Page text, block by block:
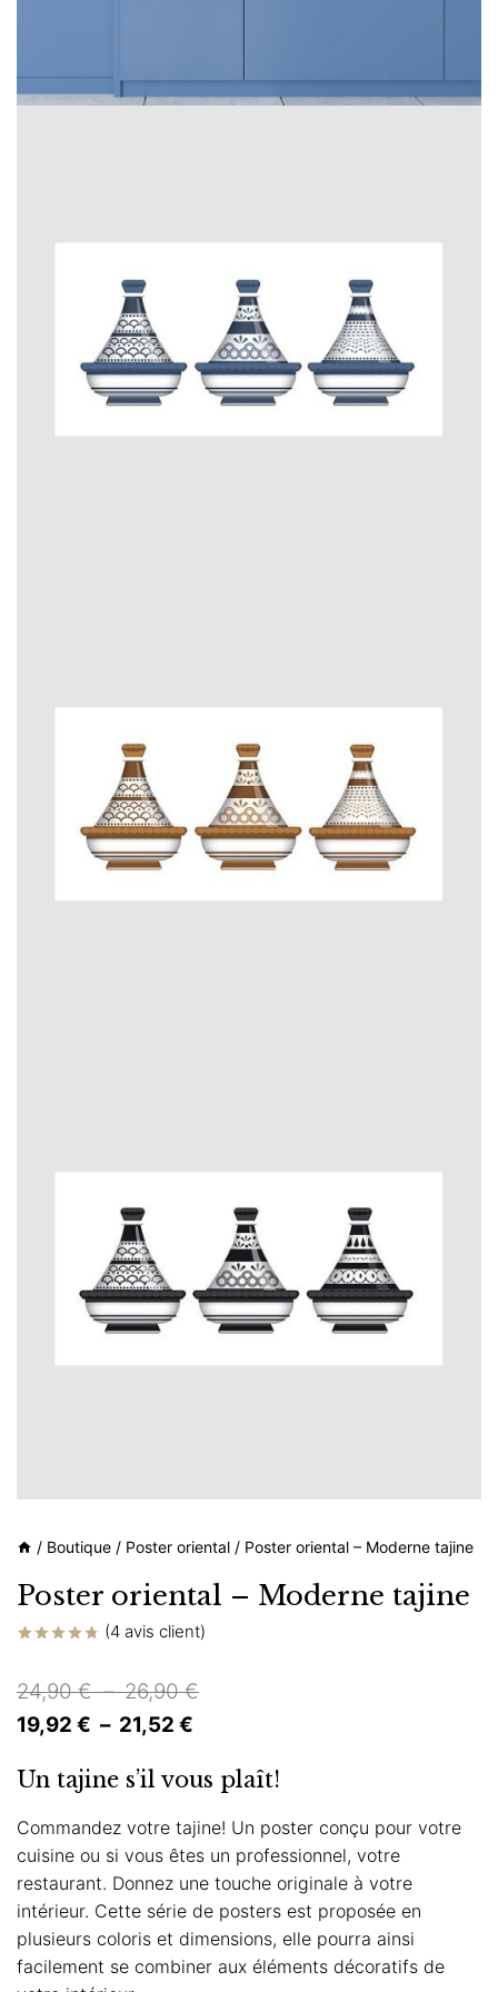
/ Boutique / Poster oriental / Poster oriental – Moderne tajine
Poster oriental – Moderne tajine
sur
notations
client
(4 avis client)
24,90€ – 26,90€Plage
24,90 €
à
26,90 €
19,92 € – 21,52 €
prix :
19,92 €
à
21,52 €
Un tajine s’il vous plaît!
Commandez votre tajine! Un poster conçu pour votre
cuisine ou si vous êtes un professionnel, votre
restaurant. Donnez une touche originale à votre
intérieur. Cette série de posters est proposée en
plusieurs coloris et dimensions, elle pourra ainsi
facilement se combiner aux éléments décoratifs de